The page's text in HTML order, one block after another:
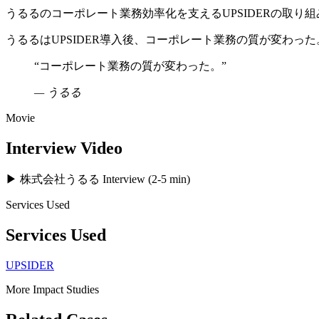
うるるのコーポレート業務効率化を支えるUPSIDERの取り組
うるるはUPSIDER導入後、コーポレート業務の質が変わった
“コーポレート業務の質が変わった。 ”
— うるる
Movie
Interview Video
▶ 株式会社うるる Interview (2-5 min)
Services Used
Services Used
UPSIDER
More Impact Studies